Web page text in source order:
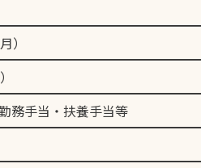
）
務手当・扶養手当等